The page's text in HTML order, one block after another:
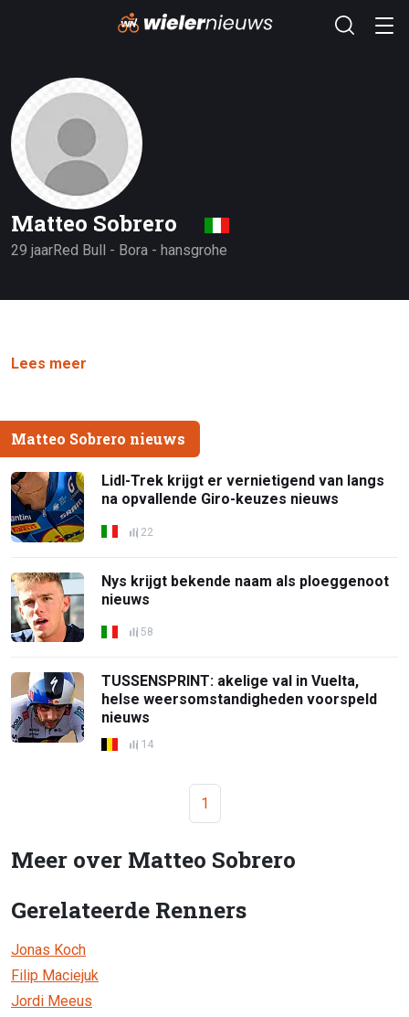
Matteo Sobrero
29 jaarRed Bull - Bora - hansgrohe
Lees meer
Matteo Sobrero nieuws
Lidl-Trek krijgt er vernietigend van langs
na opvallende Giro-keuzes nieuws
22
Nys krijgt bekende naam als ploeggenoot
nieuws
58
TUSSENSPRINT: akelige val in Vuelta,
helse weersomstandigheden voorspeld
nieuws
14
1
Meer over Matteo Sobrero
Gerelateerde Renners
Jonas Koch
Filip Maciejuk
Jordi Meeus